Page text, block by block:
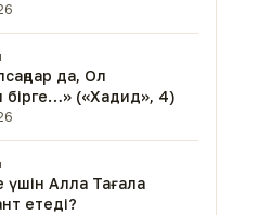
да, Ол
бірге…» («Хадид», 4)
үшін Алла Тағала
етеді?